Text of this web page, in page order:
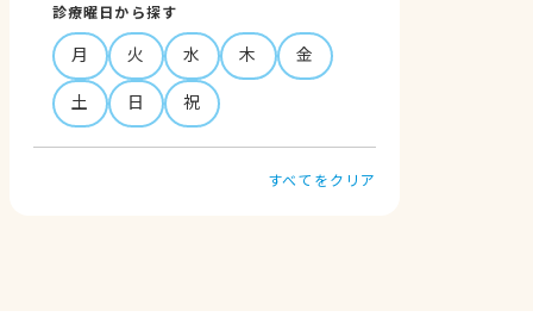
診療曜日から探す
月 火 水 木
金
土
日 祝
すべてをクリア